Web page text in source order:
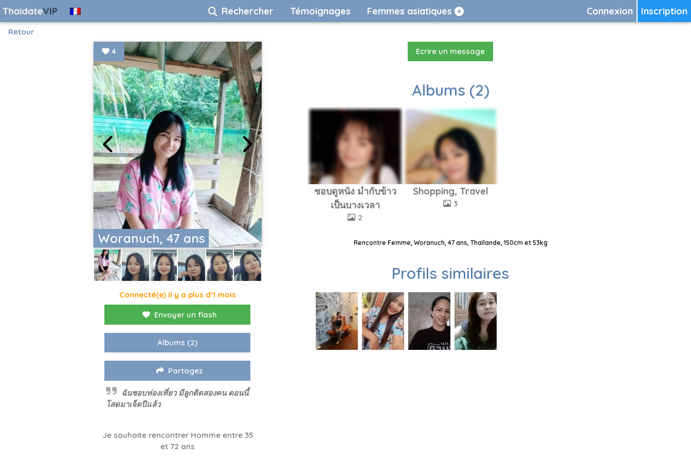
Inscription
Connexion
Rechercher Témoignages Femmes asiatiques
Retour
Woranuch, 47 ans
4
Connecté(e) il y a plus d'1 mois
Envoyer un flash
Albums (2)
Partagez
ฉันชอบท่องเที่ยว มีลูกติดสองคน ตอนนี้
โสดมาเจ็ดปีแล้ว
Je souhaite rencontrer Homme entre 35
et 72 ans
Ecrire un message
Albums (2)
ชอบดูหนัง มำกับข้าว
เป็นบางเวลา
2
Shopping, Travel
3
Rencontre Femme, Woranuch, 47 ans, Thaïlande, 150cm et 53kg
Profils similaires